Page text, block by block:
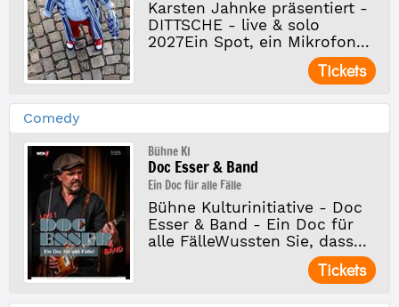
Karsten Jahnke präsentiert -
DITTSCHE - live & solo
2027Ein Spot, ein Mikrofon...
Tickets
Comedy
Bühne KI
Doc Esser & Band
Ein Doc für alle Fälle
Bühne Kulturinitiative - Doc
Esser & Band - Ein Doc für
alle FälleWussten Sie, dass...
Tickets